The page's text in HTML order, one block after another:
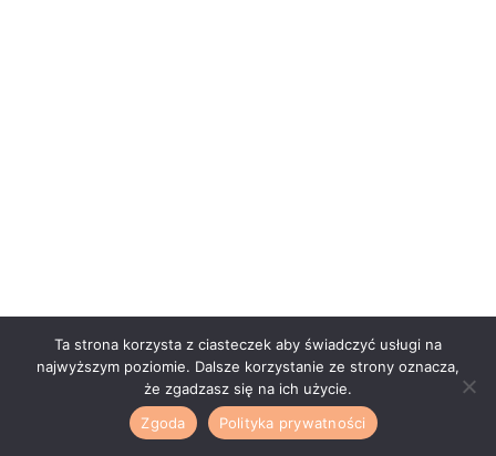
Ta strona korzysta z ciasteczek aby świadczyć usługi na
najwyższym poziomie. Dalsze korzystanie ze strony oznacza,
że zgadzasz się na ich użycie.
Zgoda
Polityka prywatności